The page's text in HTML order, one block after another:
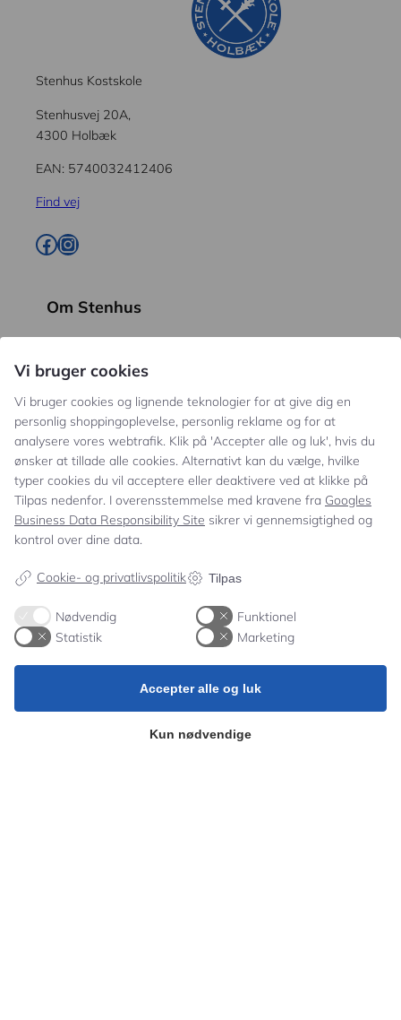
Stenhus Kostskole
Stenhusvej 20A,
4300 Holbæk
EAN: 5740032412406
Find vej
Facebook
Instagram
Om Stenhus
Persondatalov
Anti-mobbe-politik
Trivselsundersøgelse
OmSORGsplan
Vi bruger cookies
Vi bruger cookies og lignende teknologier for at give dig en
personlig shoppingoplevelse, personlig reklame og for at
analysere vores webtrafik. Klik på 'Accepter alle og luk', hvis du
ønsker at tillade alle cookies. Alternativt kan du vælge, hvilke
typer cookies du vil acceptere eller deaktivere ved at klikke på
Tilpas nedenfor. I overensstemmelse med kravene fra Googles
Business Data Responsibility Site sikrer vi gennemsigtighed og
kontrol over dine data.
Cookie- og privatlivspolitik Tilpas
Nødvendig
Funktionel
Statistik
Marketing
Kun nødvendige
Accepter alle og luk